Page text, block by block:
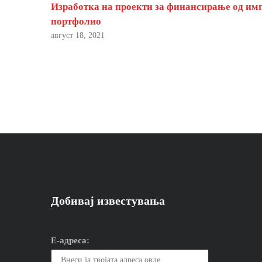
Изработка на проекти за финансирање од
портфолио
август 18, 2021
Добивај известувања
Е-адреса: